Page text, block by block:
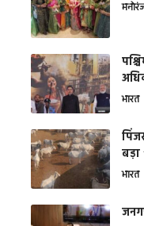
भारत
बड़ा
भारत